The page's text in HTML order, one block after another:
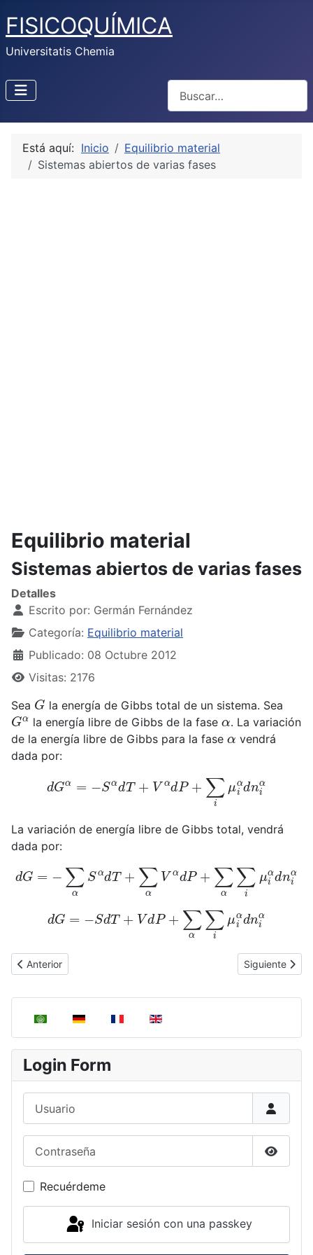
FISICOQUÍMICA
Universitatis Chemia
Seleccione su idioma
Login Form
Recuérdeme
Iniciar sesión con una passkey
Está aquí: Inicio
Equilibrio material
Sistemas abiertos de varias fases
Equilibrio material
Sistemas abiertos de varias fases
Detalles
Escrito por: Germán Fernández
Categoría: Equilibrio material
Publicado: 08 Octubre 2012
Visitas: 2176
Sea G la energía de Gibbs total de un sistema. Sea
Gα la energía libre de Gibbs de la faseα. La variación
de la energía libre de Gibbs para la fase α vendrá
dada por:
dG −Sα dT Vαd P+ μiα ni α
La variación de energía libre de Gibbs total, vendrá
dada por:
−∑αSαdT ∑αVαd P+∑ ∑iμ iαdn α
d −SdT Vd P+ α∑iμiαd niα
Artículo anterior: Sistemas Abiertos de una Fase
Anterior Artículo
Siguiente